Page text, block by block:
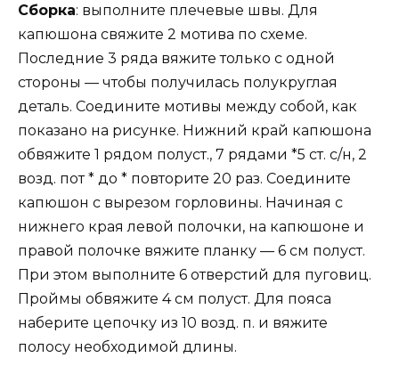
Сборка: выполните плечевые швы. Для
капюшона свяжите 2 мотива по схеме.
Последние 3 ряда вяжите только с одной
стороны — чтобы получилась полукруглая
деталь. Соедините мотивы между собой, как
показано на рисунке. Нижний край капюшона
обвяжите 1 рядом полуст., 7 рядами *5 ст. с/н, 2
возд. пот * до * повторите 20 раз. Соедините
капюшон с вырезом горловины. Начиная с
нижнего края левой полочки, на капюшоне и
правой полочке вяжите планку — 6 см полуст.
При этом выполните 6 отверстий для пуговиц.
Проймы обвяжите 4 см полуст. Для пояса
наберите цепочку из 10 возд. п. и вяжите
полосу необходимой длины.